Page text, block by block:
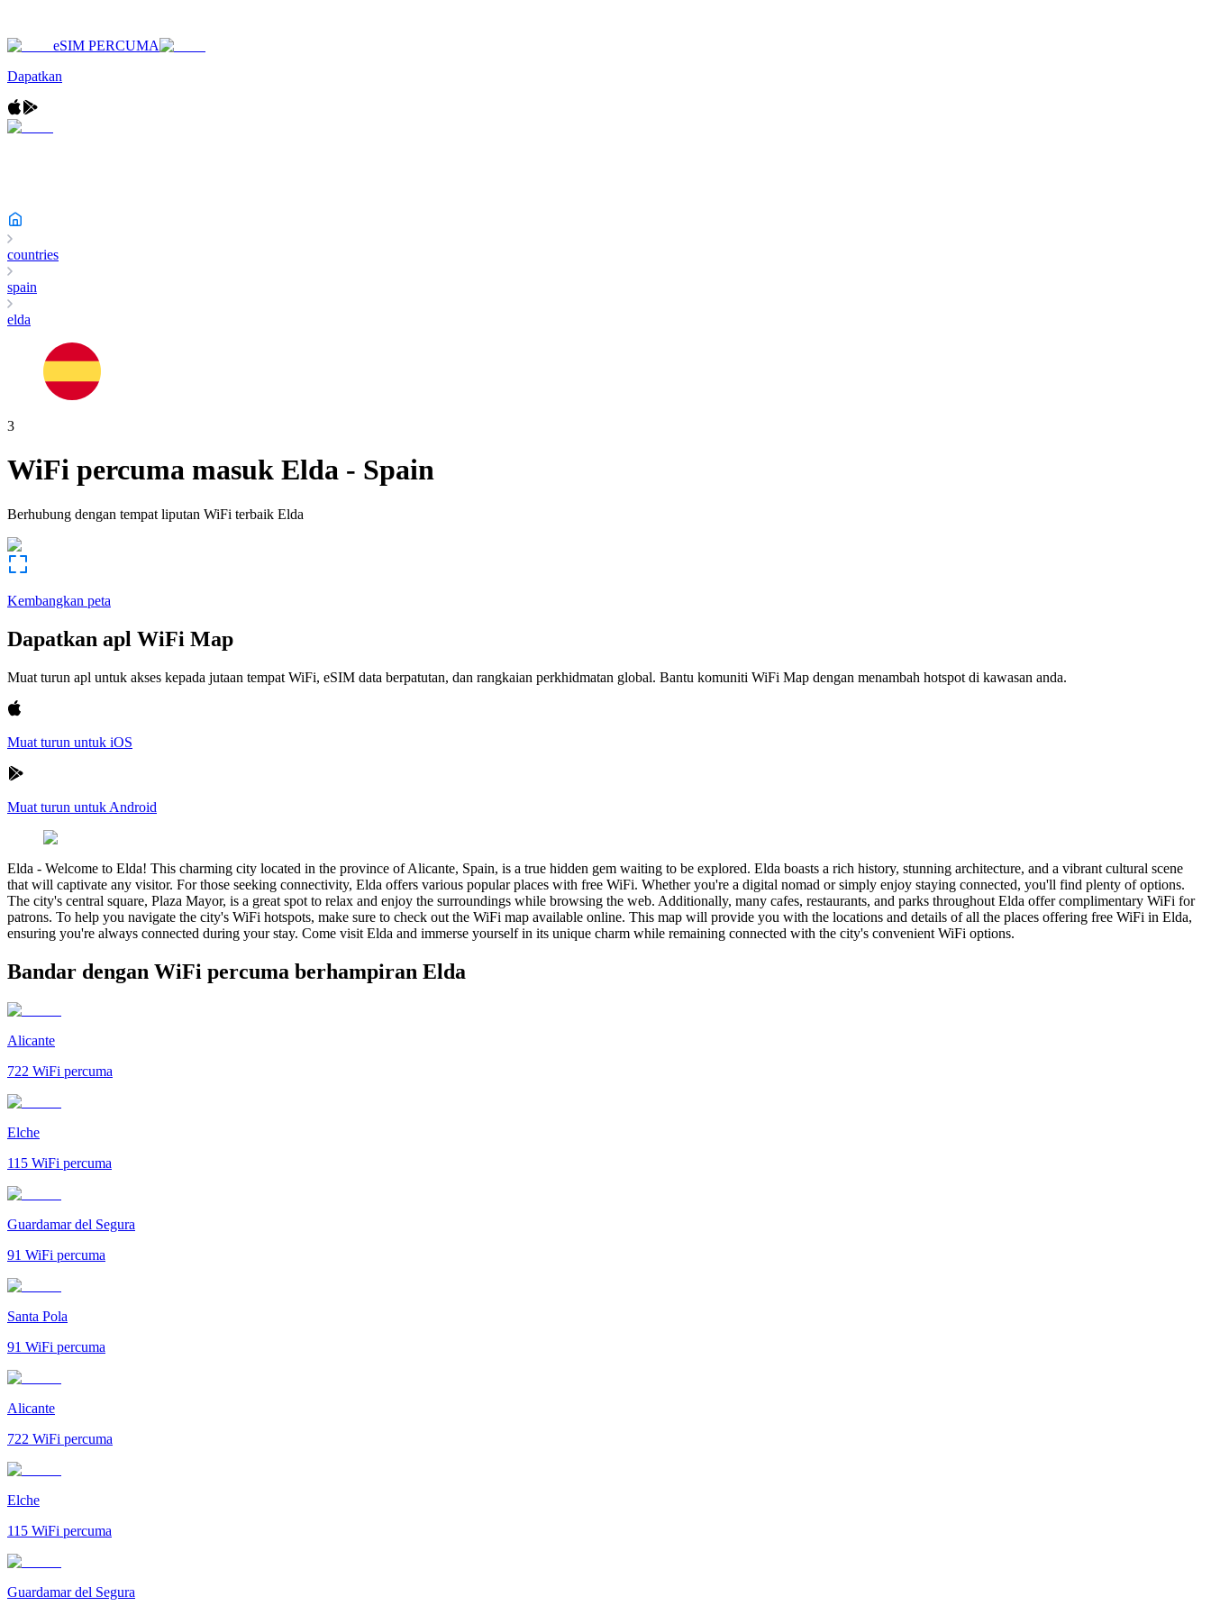
eSIM PERCUMA
Dapatkan
countries
spain
elda
3
WiFi percuma masuk Elda - Spain
Berhubung dengan tempat liputan WiFi terbaik Elda
Kembangkan peta
Dapatkan apl WiFi Map
Muat turun apl untuk akses kepada jutaan tempat WiFi, eSIM data berpatutan, dan rangkaian perkhidmatan global. Bantu komuniti WiFi Map dengan menambah hotspot di kawasan anda.
Muat turun untuk iOS
Muat turun untuk Android
Elda - Welcome to Elda! This charming city located in the province of Alicante, Spain, is a true hidden gem waiting to be explored. Elda boasts a rich history, stunning architecture, and a vibrant cultural scene
that will captivate any visitor. For those seeking connectivity, Elda offers various popular places with free WiFi. Whether you're a digital nomad or simply enjoy staying connected, you'll find plenty of options.
The city's central square, Plaza Mayor, is a great spot to relax and enjoy the surroundings while browsing the web. Additionally, many cafes, restaurants, and parks throughout Elda offer complimentary WiFi for
patrons. To help you navigate the city's WiFi hotspots, make sure to check out the WiFi map available online. This map will provide you with the locations and details of all the places offering free WiFi in Elda,
ensuring you're always connected during your stay. Come visit Elda and immerse yourself in its unique charm while remaining connected with the city's convenient WiFi options.
Bandar dengan WiFi percuma berhampiran Elda
Alicante
722 WiFi percuma
Elche
115 WiFi percuma
Guardamar del Segura
91 WiFi percuma
Santa Pola
91 WiFi percuma
Alicante
722 WiFi percuma
Elche
115 WiFi percuma
Guardamar del Segura